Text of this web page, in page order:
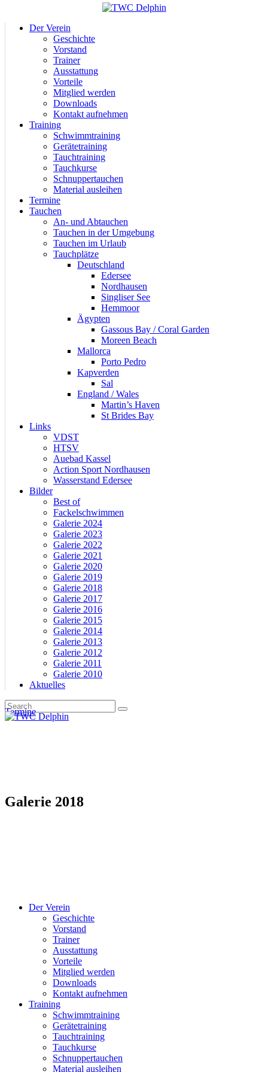
Der Verein
Geschichte
Vorstand
Trainer
Ausstattung
Vorteile
Mitglied werden
Downloads
Kontakt aufnehmen
Training
Schwimmtraining
Gerätetraining
Tauchtraining
Tauchkurse
Schnuppertauchen
Material ausleihen
Termine
Tauchen
An- und Abtauchen
Tauchen in der Umgebung
Tauchen im Urlaub
Tauchplätze
Deutschland
Edersee
Nordhausen
Singliser See
Hemmoor
Ägypten
Gassous Bay / Coral Garden
Moreen Beach
Mallorca
Porto Pedro
Kapverden
Sal
England / Wales
Martin’s Haven
St Brides Bay
Links
VDST
HTSV
Auebad Kassel
Action Sport Nordhausen
Wasserstand Edersee
Bilder
Best of
Fackelschwimmen
Galerie 2024
Galerie 2023
Galerie 2022
Galerie 2021
Galerie 2020
Galerie 2019
Galerie 2018
Galerie 2017
Galerie 2016
Galerie 2015
Galerie 2014
Galerie 2013
Galerie 2012
Galerie 2011
Galerie 2010
Aktuelles
Termine
Galerie 2018
Der Verein
Geschichte
Vorstand
Trainer
Ausstattung
Vorteile
Mitglied werden
Downloads
Kontakt aufnehmen
Training
Schwimmtraining
Gerätetraining
Tauchtraining
Tauchkurse
Schnuppertauchen
Material ausleihen